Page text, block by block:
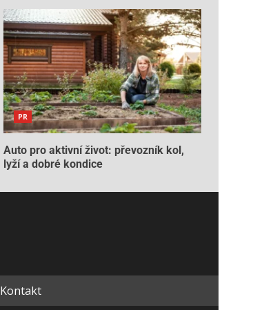
PR
Auto pro aktivní život: převozník kol,
lyží a dobré kondice
Kontakt